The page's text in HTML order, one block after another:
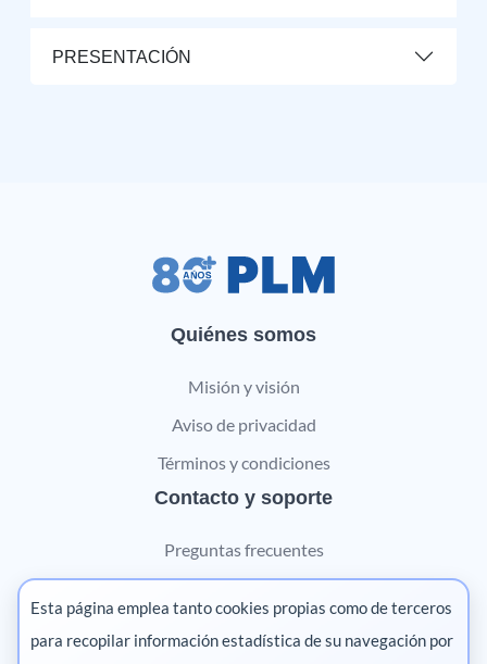
PRESENTACIÓN
Quiénes somos
Misión y visión
Aviso de privacidad
Términos y condiciones
Contacto y soporte
Preguntas frecuentes
Contáctanos
Marketing digital
Esta página emplea tanto cookies propias como de terceros
para recopilar información estadística de su navegación por